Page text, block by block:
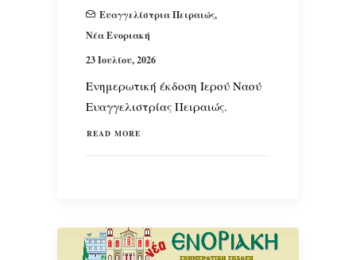
Ευαγγελίστρια Πειραιώς,
Νέα Ενοριακή
23 Ιουλίου, 2026
Ενημερωτική έκδοση Ιερού Ναού
Ευαγγελιστρίας Πειραιώς.
READ MORE